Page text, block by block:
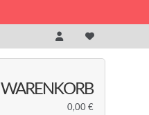
WARENKORB
0,00 €